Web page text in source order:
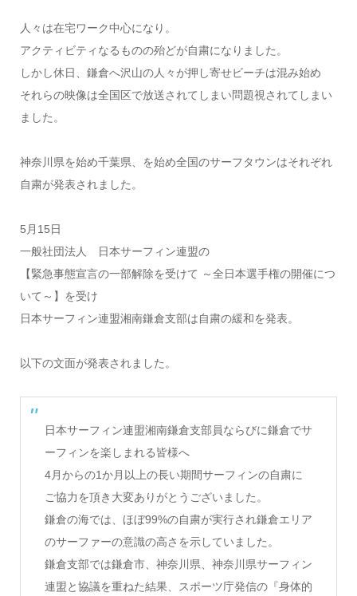
人々は在宅ワーク中心になり。
アクティビティなるものの殆どが自粛になりました。
しかし休日、鎌倉へ沢山の人々が押し寄せビーチは混み始め
それらの映像は全国区で放送されてしまい問題視されてしまい
ました。
神奈川県を始め千葉県、を始め全国のサーフタウンはそれぞれ
自粛が発表されました。
5月15日
一般社団法人 日本サーフィン連盟の
【緊急事態宣言の一部解除を受けて ～全日本選手権の開催につ
いて～】を受け
日本サーフィン連盟湘南鎌倉支部は自粛の緩和を発表。
以下の文面が発表されました。
日本サーフィン連盟湘南鎌倉支部員ならびに鎌倉でサ
ーフィンを楽しまれる皆様へ
4月からの1か月以上の長い期間サーフィンの自粛に
ご協力を頂き大変ありがとうございました。
鎌倉の海では、ほぼ99%の自粛が実行され鎌倉エリア
のサーファーの意識の高さを示していました。
鎌倉支部では鎌倉市、神奈川県、神奈川県サーフィン
連盟と協議を重ねた結果、スポーツ庁発信の『身体的